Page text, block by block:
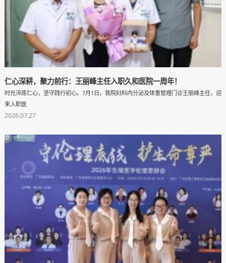
仁心深耕，聚力前行：王丽峰主任入职久和医院一周年！
时光淬炼仁心，坚守践行初心。7月1日，我院妇科内分泌及体重管理门诊王丽峰主任，迎
来入职医
2026.07.27